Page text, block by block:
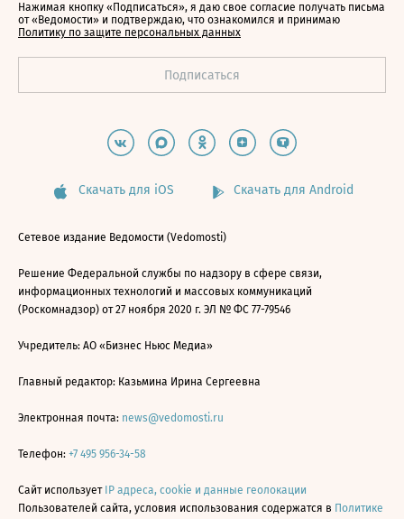
Нажимая кнопку «Подписаться», я даю свое согласие получать письма
от «Ведомости» и подтверждаю, что ознакомился и принимаю
Политику по защите персональных данных
Скачать для iOS Скачать для Android
Сетевое издание Ведомости (Vedomosti)
Решение Федеральной службы по надзору в сфере связи,
информационных технологий и массовых коммуникаций
(Роскомнадзор) от 27 ноября 2020 г. ЭЛ № ФС 77-79546
Учредитель: АО «Бизнес Ньюс Медиа»
Главный редактор: Казьмина Ирина Сергеевна
Электронная почта: news@vedomosti.ru
Телефон: +7 495 956-34-58
Сайт использует IP адреса, cookie и данные геолокации
Пользователей сайта, условия использования содержатся в Политике